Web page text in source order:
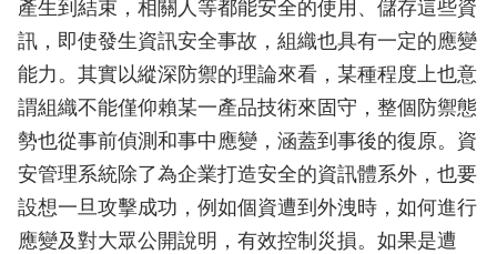
產生到結束，相關人等都能安全的使用、儲存這些資
訊，即使發生資訊安全事故，組織也具有一定的應變
能力。其實以縱深防禦的理論來看，某種程度上也意
謂組織不能僅仰賴某一產品技術來固守，整個防禦態
勢也從事前偵測和事中應變，涵蓋到事後的復原。資
安管理系統除了為企業打造安全的資訊體系外，也要
設想一旦攻擊成功，例如個資遭到外洩時，如何進行
應變及對大眾公開說明，有效控制災損。如果是遭